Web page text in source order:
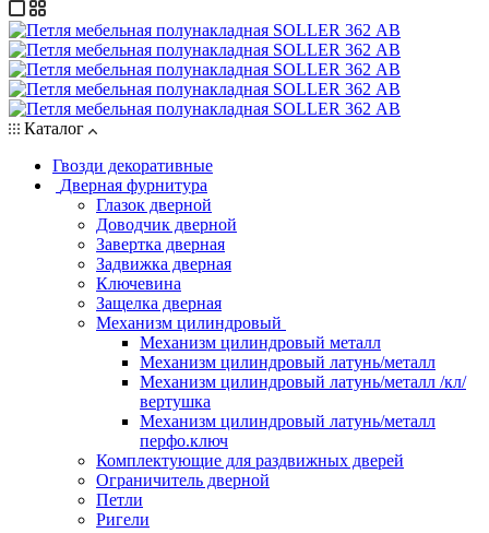
Каталог
Гвозди декоративные
Дверная фурнитура
Глазок дверной
Доводчик дверной
Завертка дверная
Задвижка дверная
Ключевина
Защелка дверная
Механизм цилиндровый
Механизм цилиндровый металл
Механизм цилиндровый латунь/металл
Механизм цилиндровый латунь/металл /кл/
вертушка
Механизм цилиндровый латунь/металл
перфо.ключ
Комплектующие для раздвижных дверей
Ограничитель дверной
Петли
Ригели